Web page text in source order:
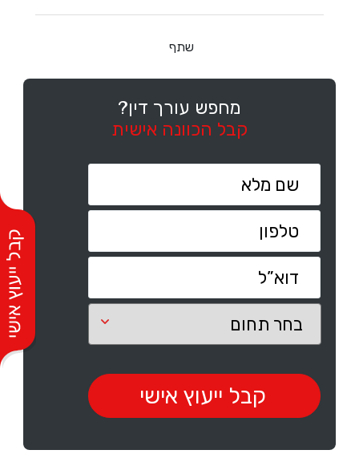
שתף
מחפש עורך דין?
קבל הכוונה אישית